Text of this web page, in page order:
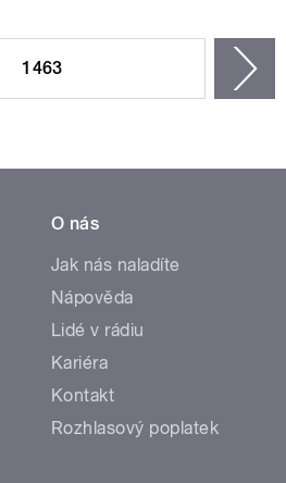
1463
O nás
Jak nás naladíte
Nápověda
Lidé v rádiu
Kariéra
Kontakt
Rozhlasový poplatek